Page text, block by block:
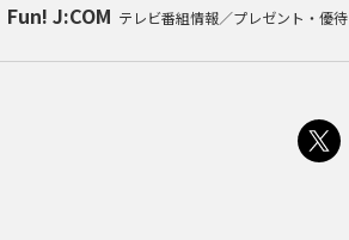
Fun! J:COM テレビ番組情報／プレゼント・優待